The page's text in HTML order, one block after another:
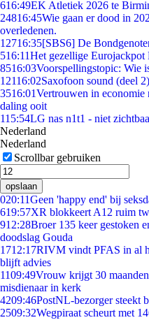
616:49EK Atletiek 2026 te
24816:45Wie gaan er dood in
overledenen.
12716:35[SBS6] De
516:11Het gezellige
8516:03Voorspellingstopic: Wie
12116:02Saxofoon sound (deel 2)
3516:01Vertrouwen in economie
daling ooit
115:54LG nas n1t1 - niet
Nederland
Nederland
Scrollbar gebruiken
opslaan
020:11Geen 'happy end' bij
619:57XR blokkeert A12 ruim
912:28Broer 135 keer gestoken
doodslag Gouda
1712:17RIVM vindt PFAS in al
blijft advies
1109:49Vrouw krijgt 30
misdienaar in kerk
4209:46PostNL-bezorger steekt
2509:32Wegpiraat scheurt met